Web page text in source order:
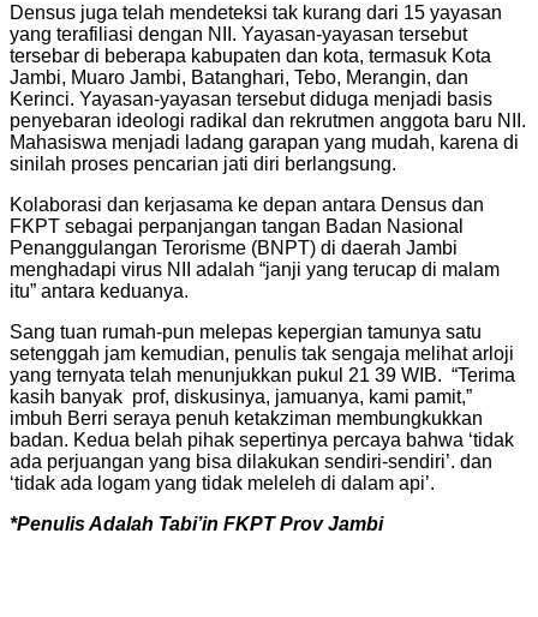
Densus juga telah mendeteksi tak kurang dari 15 yayasan
yang terafiliasi dengan NII. Yayasan-yayasan tersebut
tersebar di beberapa kabupaten dan kota, termasuk Kota
Jambi, Muaro Jambi, Batanghari, Tebo, Merangin, dan
Kerinci. Yayasan-yayasan tersebut diduga menjadi basis
penyebaran ideologi radikal dan rekrutmen anggota baru NII.
Mahasiswa menjadi ladang garapan yang mudah, karena di
sinilah proses pencarian jati diri berlangsung.
Kolaborasi dan kerjasama ke depan antara Densus dan
FKPT sebagai perpanjangan tangan Badan Nasional
Penanggulangan Terorisme (BNPT) di daerah Jambi
menghadapi virus NII adalah “janji yang terucap di malam
itu” antara keduanya.
Sang tuan rumah-pun melepas kepergian tamunya satu
setenggah jam kemudian, penulis tak sengaja melihat arloji
yang ternyata telah menunjukkan pukul 21 39 WIB. “Terima
kasih banyak prof, diskusinya, jamuanya, kami pamit,”
imbuh Berri seraya penuh ketakziman membungkukkan
badan. Kedua belah pihak sepertinya percaya bahwa ‘tidak
ada perjuangan yang bisa dilakukan sendiri-sendiri’. dan
‘tidak ada logam yang tidak meleleh di dalam api’.
*Penulis Adalah Tabi’in FKPT Prov Jambi